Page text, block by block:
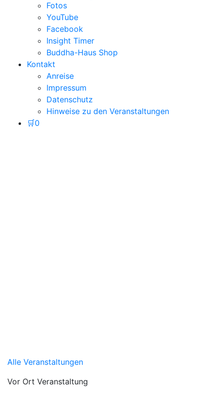
Fotos
YouTube
Facebook
Insight Timer
Buddha-Haus Shop
Kontakt
Anreise
Impressum
Datenschutz
Hinweise zu den Veranstaltungen
🛒0
Alle Veranstaltungen
Vor Ort Veranstaltung